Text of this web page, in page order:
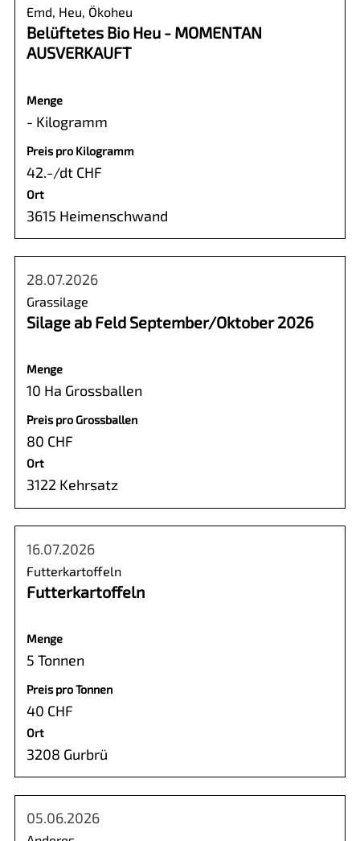
Emd, Heu, Ökoheu
Belüftetes Bio Heu - MOMENTAN
AUSVERKAUFT
Menge
- Kilogramm
Preis pro Kilogramm
42.-/dt CHF
Ort
3615 Heimenschwand
28.07.2026
Grassilage
Silage ab Feld September/Oktober 2026
Menge
10 Ha Grossballen
Preis pro Grossballen
80 CHF
Ort
3122 Kehrsatz
16.07.2026
Futterkartoffeln
Futterkartoffeln
Menge
5 Tonnen
Preis pro Tonnen
40 CHF
Ort
3208 Gurbrü
05.06.2026